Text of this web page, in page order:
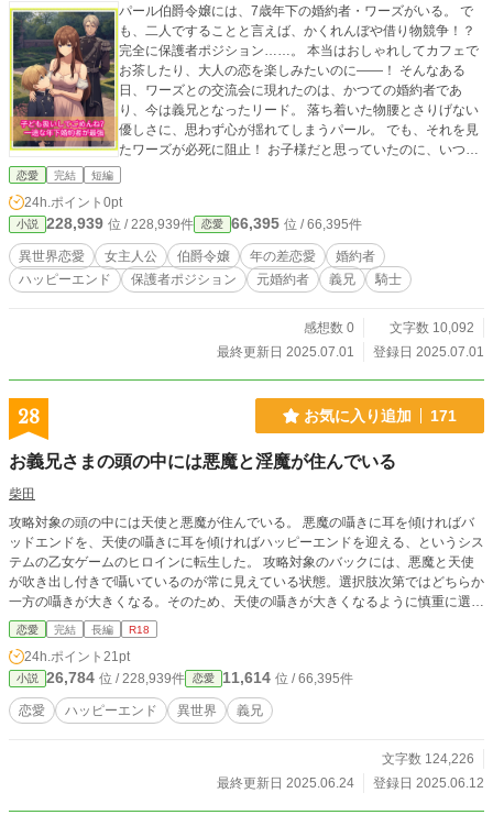
パール伯爵令嬢には、7歳年下の婚約者・ワーズがいる。 で
も、二人ですることと言えば、かくれんぼや借り物競争！？
完全に保護者ポジション……。 本当はおしゃれしてカフェで
お茶したり、大人の恋を楽しみたいのに――！ そんなある
日、ワーズとの交流会に現れたのは、かつての婚約者であ
り、今は義兄となったリード。 落ち着いた物腰とさりげない
優しさに、思わず心が揺れてしまうパール。 でも、それを見
たワーズが必死に阻止！ お子様だと思っていたのに、いつの
間にか男性らしくなって――!? 年の差ラブストーリー、はじ
恋愛 完結 短編
24h.ポイント 0pt
小説 228,939 位 / 228,939件 恋愛 66,395 位 / 66,395件
異世界恋愛 女主人公 伯爵令嬢 年の差恋愛
婚約者
ハッピーエンド
保護者ポジション 元婚約者 義兄 騎士
感想数 0
文字数 10,092
最終更新日 2025.07.01
登録日 2025.07.01
28 お気に入り追加 171
お義兄さまの頭の中には悪魔と淫魔が住んでいる
柴田
攻略対象の頭の中には天使と悪魔が住んでいる。 悪魔の囁きに耳を傾ければバ
ッドエンドを、天使の囁きに耳を傾ければハッピーエンドを迎える、というシス
テムの乙女ゲームのヒロインに転生した。 攻略対象のバックには、悪魔と天使
が吹き出し付きで囁いているのが常に見えている状態。選択肢次第ではどちらか
一方の囁きが大きくなる。そのため、天使の囁きが大きくなるように慎重に選択
肢を選ぶ必要があった。 バッドエンドを迎えたくないと奮闘するヒロインだ
が、悪役である義兄の頭の中には天使が不在！？悪魔と淫魔が住んでいて――。
優しいからチョロそうだと思ってたのに、どの選択肢を選んでも淫魔の囁きがク
ソでかい！！！絶体絶命！淫魔の囁きに耳を傾けると何エンドになっちゃうの？
デッド・オア・スケベ〜悪魔の囁き・淫魔の囁き〜 スケベシーンには※ 他サイ
トにも掲載中
恋愛 完結 長編 R18
24h.ポイント 21pt
小説 26,784 位 / 228,939件 恋愛 11,614 位 / 66,395件
恋愛 ハッピーエンド 異世界 義兄
文字数 124,226
最終更新日 2025.06.24
登録日 2025.06.12